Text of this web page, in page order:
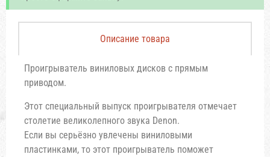
Описание товара
Проигрыватель виниловых дисков с прямым
приводом.
Этот специальный выпуск проигрывателя отмечает
столетие великолепного звука Denon.
Если вы серьёзно увлечены виниловыми
пластинками, то этот проигрыватель поможет